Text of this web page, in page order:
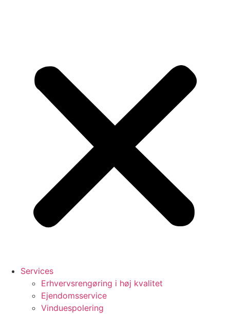
Services
Erhvervsrengøring i høj kvalitet
Ejendomsservice
Vinduespolering